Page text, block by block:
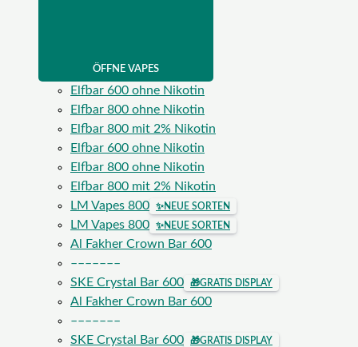
ÖFFNE VAPES
Elfbar 600 ohne Nikotin
Elfbar 800 ohne Nikotin
Elfbar 800 mit 2% Nikotin
Elfbar 600 ohne Nikotin
Elfbar 800 ohne Nikotin
Elfbar 800 mit 2% Nikotin
LM Vapes 800
✨NEUE SORTEN
LM Vapes 800 ✨NEUE SORTEN
Al Fakher Crown Bar 600
–––––––
SKE Crystal Bar 600
🎁GRATIS DISPLAY
Al Fakher Crown Bar 600
–––––––
SKE Crystal Bar 600
🎁GRATIS DISPLAY